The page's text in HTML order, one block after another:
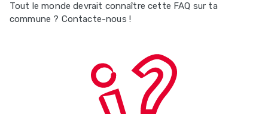
Tout le monde devrait connaître cette FAQ sur ta
commune ? Contacte-nous !